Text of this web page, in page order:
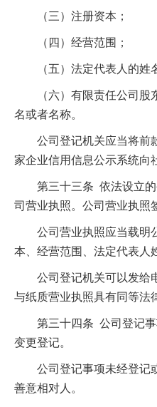
（三）注册资本；
（四）经营范围；
（五）法定代表人的姓
（六）有限责任公司股
名或者名称。
公司登记机关应当将前
家企业信用信息公示系统向
第三十三条 依法设立的
司营业执照。公司营业执照
公司营业执照应当载明
本、经营范围、法定代表人
公司登记机关可以发给
与纸质营业执照具有同等法
第三十四条 公司登记事
变更登记。
公司登记事项未经登记
善意相对人。